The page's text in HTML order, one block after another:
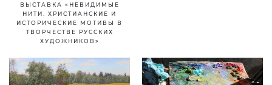
ВЫСТАВКА «НЕВИДИМЫЕ
НИТИ. ХРИСТИАНСКИЕ И
ИСТОРИЧЕСКИЕ МОТИВЫ В
ТВОРЧЕСТВЕ РУССКИХ
ХУДОЖНИКОВ»